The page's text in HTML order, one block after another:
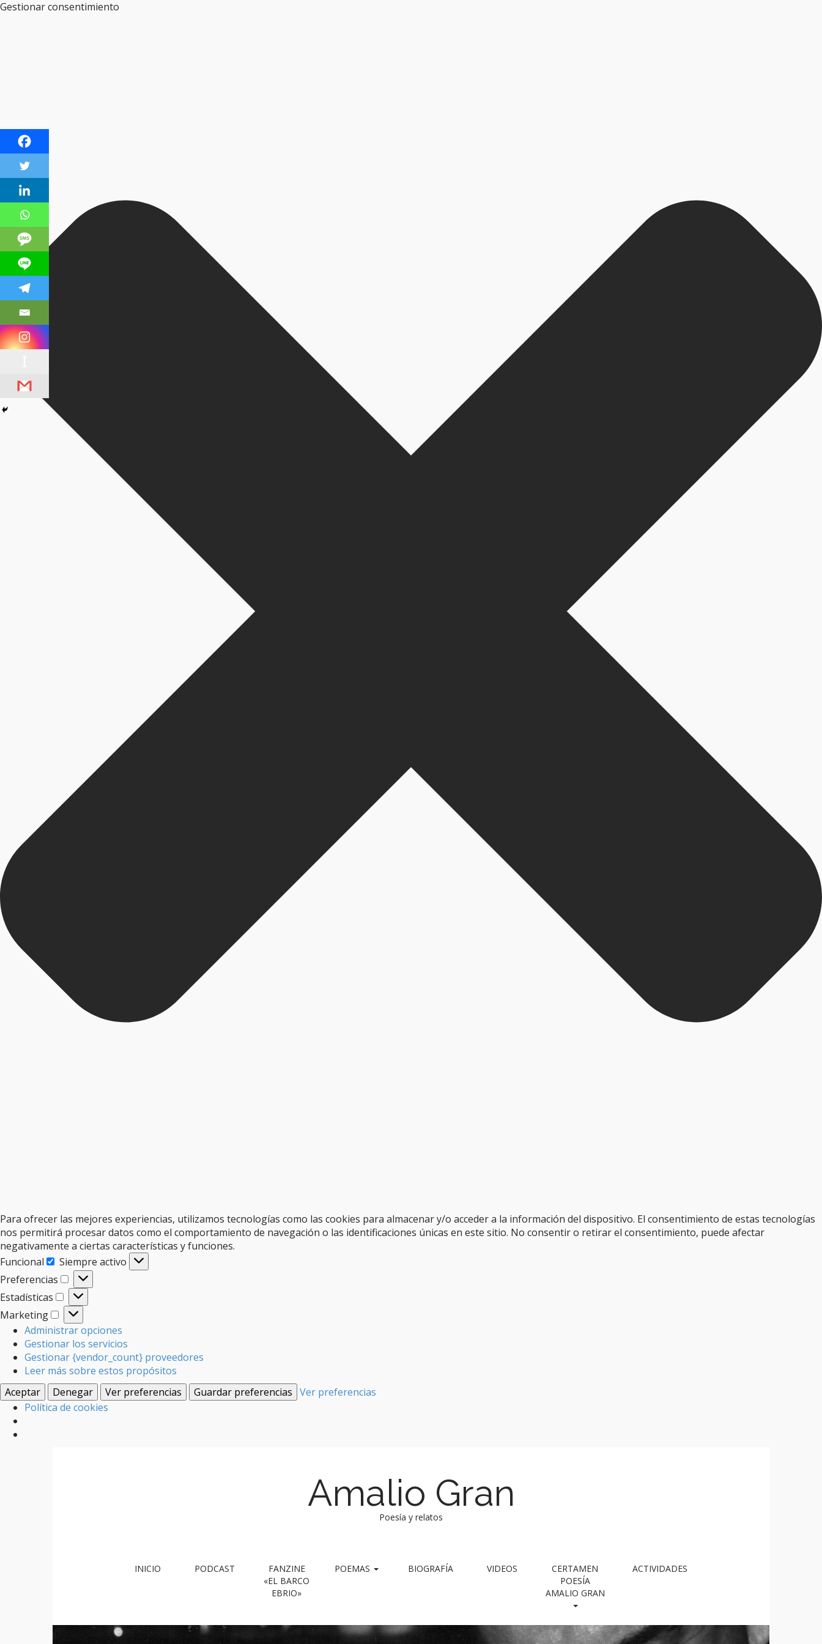
Gestionar consentimiento
Para ofrecer las mejores experiencias, utilizamos tecnologías como las cookies para almacenar y/o acceder a la información del dispositivo. El consentimiento de estas tecnologías
nos permitirá procesar datos como el comportamiento de navegación o las identificaciones únicas en este sitio. No consentir o retirar el consentimiento, puede afectar
negativamente a ciertas características y funciones.
Funcional
Funcional
Siempre activo
Preferencias
Preferencias
Estadísticas
Estadísticas
Marketing
Marketing
Administrar opciones
Gestionar los servicios
Gestionar {vendor_count} proveedores
Leer más sobre estos propósitos
Aceptar
Denegar Ver preferencias Guardar preferencias Ver preferencias
Política de cookies
Amalio Gran
Poesía y relatos
m
o
INICIO PODCAST
FANZINE
«EL BARCO
EBRIO»
POEMAS BIOGRAFÍA VIDEOS
CERTAMEN
POESÍA
AMALIO GRAN
ACTIVIDADES